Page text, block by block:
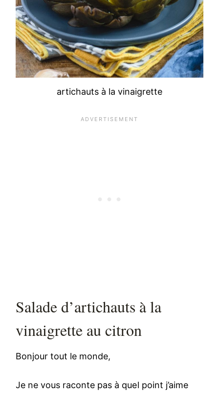
artichauts à la vinaigrette
Salade d’artichauts à la
vinaigrette au citron
Bonjour tout le monde,
Je ne vous raconte pas à quel point j’aime